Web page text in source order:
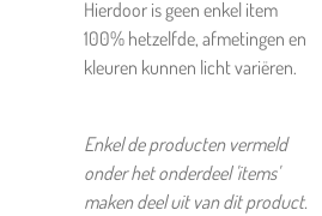
Hierdoor is geen enkel item
100% hetzelfde, afmetingen en
kleuren kunnen licht variëren.
Enkel de producten vermeld
onder het onderdeel 'items'
maken deel uit van dit product.